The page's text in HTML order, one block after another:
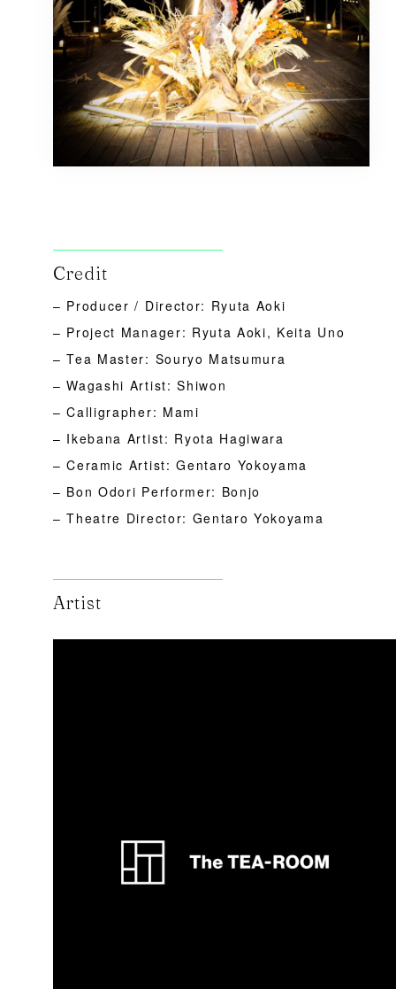
Credit
– Producer / Director: Ryuta Aoki
– Project Manager: Ryuta Aoki, Keita Uno
– Tea Master: Souryo Matsumura
– Wagashi Artist: Shiwon
– Calligrapher: Mami
– Ikebana Artist: Ryota Hagiwara
– Ceramic Artist: Gentaro Yokoyama
– Bon Odori Performer: Bonjo
– Theatre Director: Gentaro Yokoyama
Artist